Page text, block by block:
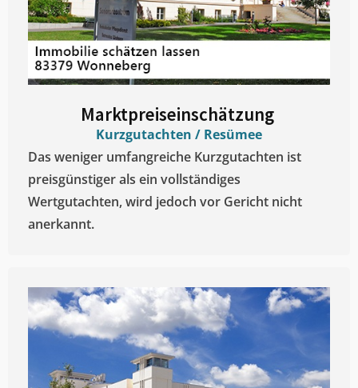
Marktpreiseinschätzung ​
Kurzgutachten / Resümee
Das weniger umfangreiche Kurzgutachten ist
preisgünstiger als ein vollständiges
Wertgutachten, wird jedoch vor Gericht nicht
anerkannt.